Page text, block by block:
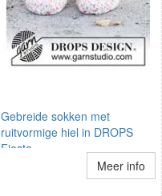
Gebreide sokken met
ruitvormige hiel in DROPS
Fiesta
Meer info